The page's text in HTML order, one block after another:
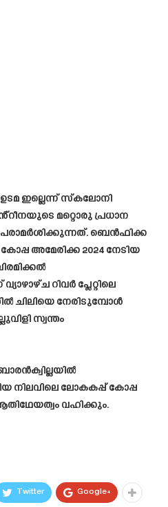
ഉടമ ഇല്ലെന്ന് സ്കലോനി
മറ്റൊരു പ്രധാന
ബെൻഫിക്ക
അമേരിക്ക 2024 നേടിയ
റിവർ പ്ലേറ്റിലെ
ചിലിയെ നേരിടുമ്പോൾ
സ്വന്തം
ലോകകപ്പ് കോപ്പ
വഹിക്കും.
Twitter Google+